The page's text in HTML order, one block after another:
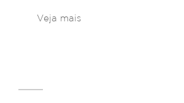
Veja mais